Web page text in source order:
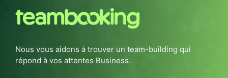
Nous vous aidons à trouver un team-building qui
répond à vos attentes Business.